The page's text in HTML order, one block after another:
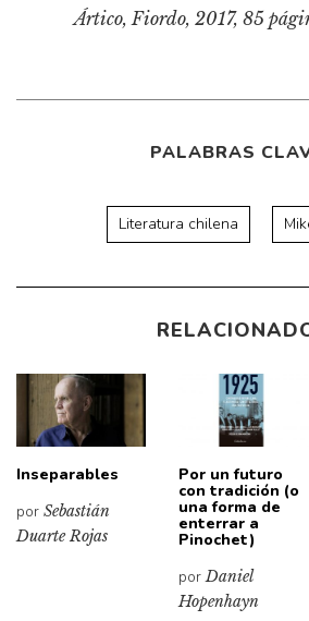
Ártico, Fiordo, 2017, 85
PALABRAS
Literatura chilena
Inseparables
por Sebastián
Duarte Rojas
Por un futuro
con tradición (o
una forma de
enterrar a
Pinochet)
porDaniel
Hopenhayn